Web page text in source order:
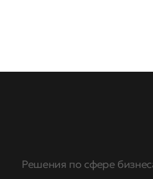
Решения по сфере